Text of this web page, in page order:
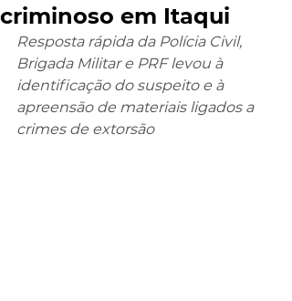
criminoso em Itaqui
Resposta rápida da Polícia Civil,
Brigada Militar e PRF levou à
identificação do suspeito e à
apreensão de materiais ligados a
crimes de extorsão